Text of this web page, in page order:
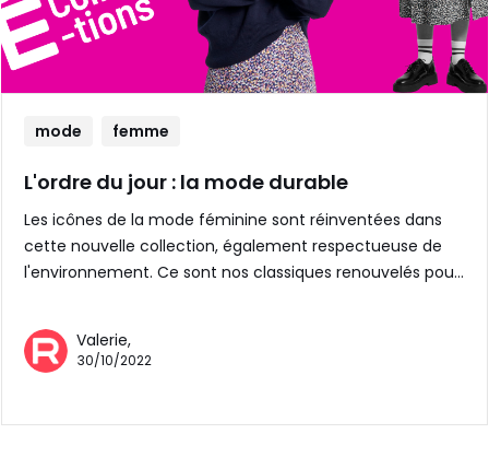
mode femme
L'ordre du jour : la mode durable
Les icônes de la mode féminine sont réinventées dans
cette nouvelle collection, également respectueuse de
l'environnement. Ce sont nos classiques renouvelés pou…
Valerie,
30/10/2022